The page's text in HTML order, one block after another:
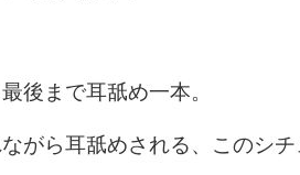
後まで耳舐め一本。
がら耳舐めされる、このシチ